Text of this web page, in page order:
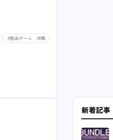
#脱出ゲーム 攻略
新着記事